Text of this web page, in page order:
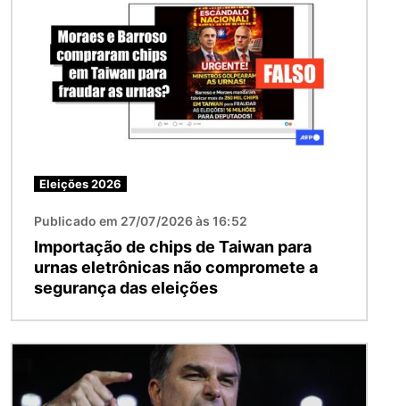
Eleições 2026
Publicado em 27/07/2026 às 16:52
Importação de chips de Taiwan para
urnas eletrônicas não compromete a
segurança das eleições